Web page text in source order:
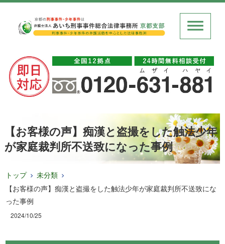
【お客様の声】痴漢と盗撮をした触法少年
が家庭裁判所不送致になった事例
トップ
未分類
【お客様の声】痴漢と盗撮をした触法少年が家庭裁判所不送致にな
った事例
2024/10/25